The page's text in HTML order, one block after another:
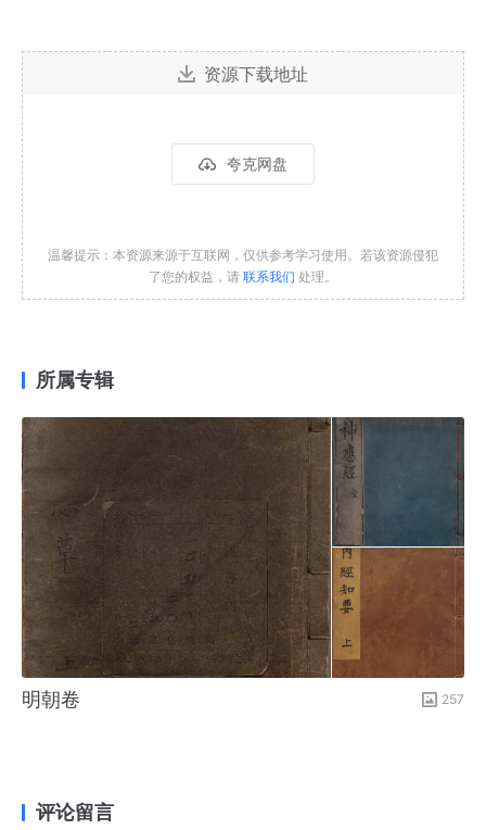
资源下载地址
夸克网盘
温馨提示：本资源来源于互联网，仅供参考学习使用。若该资源侵犯
了您的权益，请 联系我们 处理。
所属专辑
明朝卷 257
评论留言